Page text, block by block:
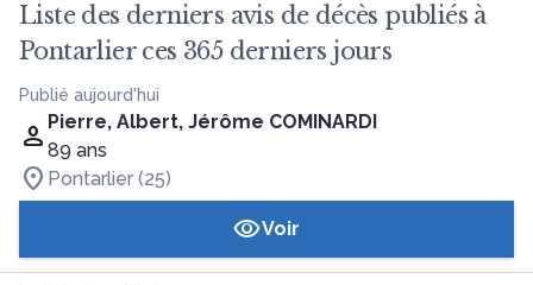
Liste des derniers avis de décès publiés à
Pontarlier ces 365 derniers jours
Publié aujourd'hui
Pierre, Albert, Jérôme COMINARDI
89 ans
Pontarlier (25)
Voir